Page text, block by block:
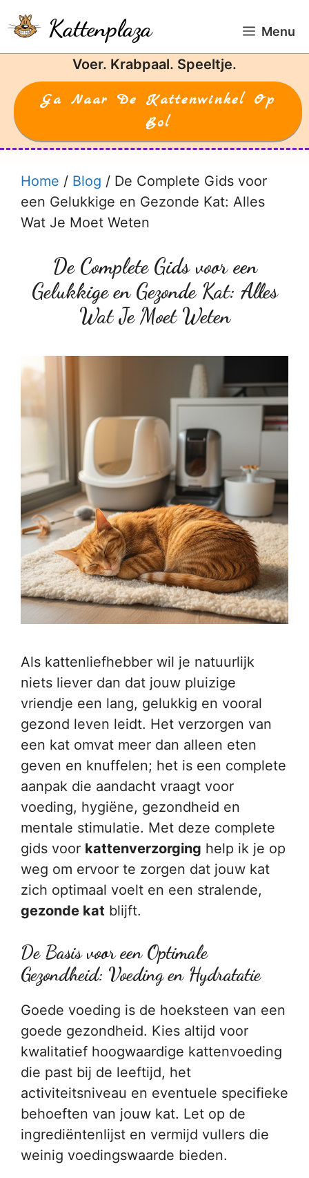
naar
de
Kattenplaza Menu
Voer. Krabpaal. Speeltje.
Ga Naar De Kattenwinkel Op
Bol
Home / Blog / De Complete Gids voor
een Gelukkige en Gezonde Kat: Alles
Wat Je Moet Weten
De Complete Gids voor een
Gelukkige en Gezonde Kat: Alles
Wat Je Moet Weten
Als kattenliefhebber wil je natuurlijk
niets liever dan dat jouw pluizige
vriendje een lang, gelukkig en vooral
gezond leven leidt. Het verzorgen van
een kat omvat meer dan alleen eten
geven en knuffelen; het is een complete
aanpak die aandacht vraagt voor
voeding, hygiëne, gezondheid en
mentale stimulatie. Met deze complete
gids voor kattenverzorging help ik je op
weg om ervoor te zorgen dat jouw kat
zich optimaal voelt en een stralende,
gezonde kat blijft.
De Basis voor een Optimale
Gezondheid: Voeding en Hydratatie
Goede voeding is de hoeksteen van een
goede gezondheid. Kies altijd voor
kwalitatief hoogwaardige kattenvoeding
die past bij de leeftijd, het
activiteitsniveau en eventuele specifieke
behoeften van jouw kat. Let op de
ingrediëntenlijst en vermijd vullers die
weinig voedingswaarde bieden.